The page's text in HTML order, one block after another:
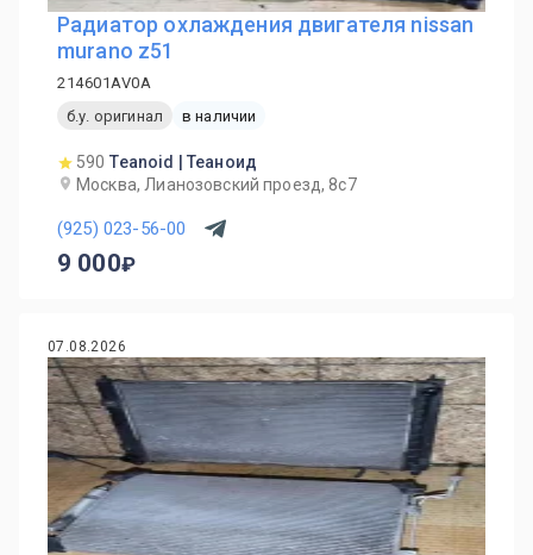
Радиатор охлаждения двигателя nissan
murano z51
214601AV0A
б.у. оригинал
в наличии
590 Teanoid | Теаноид
Москва, Лианозовский проезд, 8с7
(925) 023-56-00
9 000
07.08.2026